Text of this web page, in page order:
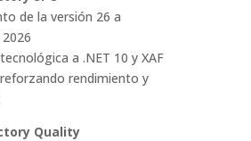
de la versión 26 a
a .NET 10 y XAF
rendimiento y
Quality